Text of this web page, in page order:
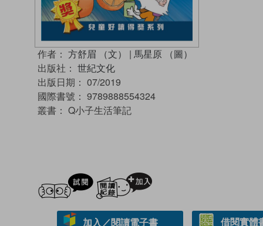
作者： 方舒眉 （文） | 馬星原 （圖）
出版社： 世紀文化
出版日期： 07/2019
國際書號： 9789888554324
叢書： Q小子生活筆記
試閲
加入／閱讀電子書 借閱實體